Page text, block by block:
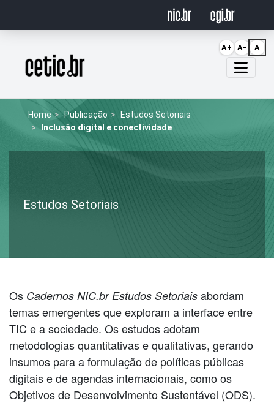
Página inicial
Home Publicação
Estudos Setoriais
Inclusão digital e conectividade
Estudos Setoriais
Os Cadernos NIC.br Estudos Setoriais abordam
temas emergentes que exploram a interface entre
TIC e a sociedade. Os estudos adotam
metodologias quantitativas e qualitativas, gerando
insumos para a formulação de políticas públicas
digitais e de agendas internacionais, como os
Objetivos de Desenvolvimento Sustentável (ODS).
A+ A- A